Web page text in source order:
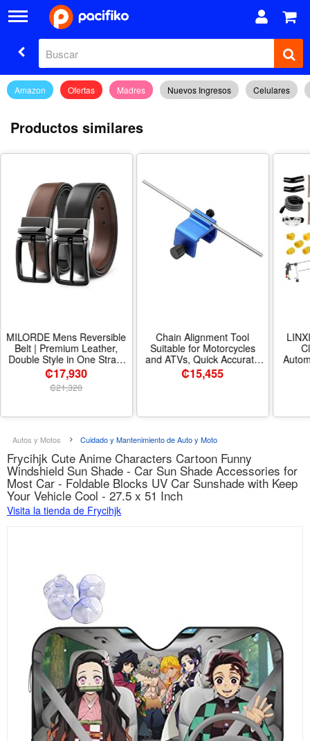
Amazon Ofertas Madres Nuevos Ingresos Celulares
Productos similares
MILORDE Mens Reversible
Belt | Premium Leather,
Double Style in One Strap,
Scratch-resistant buckle,
Dress Belt for Business
Casual Wear, Gift Box -
Tamaño 38 (Fits Waist 36-
₡17,930
₡21,320
Chain Alignment Tool
Suitable for Motorcycles
and ATVs, Quick Accurate
Alignment Tool
₡15,455
Autos y Motos Cuidado y Mantenimiento de Auto y Moto
Frycihjk Cute Anime Characters Cartoon Funny
Windshield Sun Shade - Car Sun Shade Accessories for
Most Car - Foldable Blocks UV Car Sunshade with Keep
Your Vehicle Cool - 27.5 x 51 Inch
Visita la tienda de Frycihjk